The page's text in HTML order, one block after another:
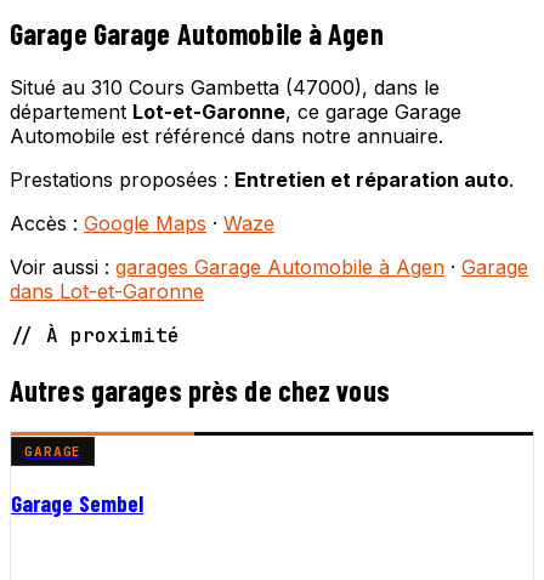
Garage Garage Automobile à Agen
Situé au 310 Cours Gambetta (47000), dans le
département Lot-et-Garonne, ce garage Garage
Automobile est référencé dans notre annuaire.
Prestations proposées : Entretien et réparation auto.
Accès : Google Maps · Waze
Voir aussi : garages Garage Automobile à Agen · Garage
dans Lot-et-Garonne
// À proximité
Autres garages près de chez vous
GARAGE
Garage Sembel